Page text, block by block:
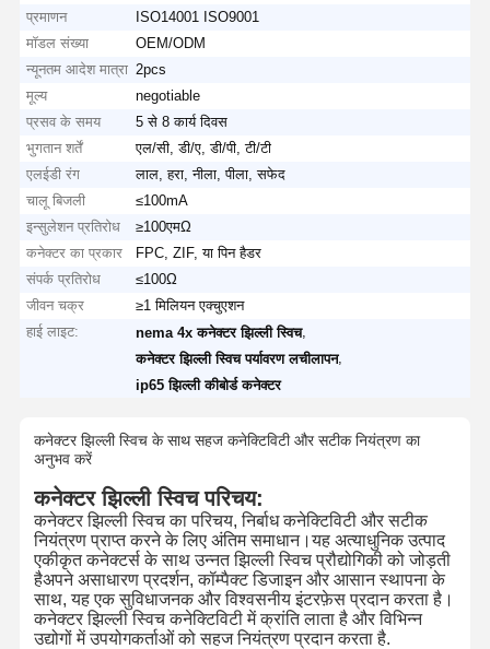
प्रमाणन
ISO14001 ISO9001
मॉडल संख्या
OEM/ODM
न्यूनतम आदेश मात्रा 2pcs
मूल्य
negotiable
प्रसव के समय
5 से 8 कार्य दिवस
भुगतान शर्तें
एल/सी, डी/ए, डी/पी, टी/टी
एलईडी रंग
लाल, हरा, नीला, पीला, सफेद
चालू बिजली
≤100mA
इन्सुलेशन प्रतिरोध
≥100एमΩ
कनेक्टर का प्रकार
FPC, ZIF, या पिन हैडर
संपर्क प्रतिरोध
≤100Ω
जीवन चक्र
≥1 मिलियन एक्चुएशन
हाई लाइट:
nema 4x कनेक्टर झिल्ली स्विच,
कनेक्टर झिल्ली स्विच पर्यावरण लचीलापन,
ip65 झिल्ली कीबोर्ड कनेक्टर
कनेक्टर झिल्ली स्विच के साथ सहज कनेक्टिविटी और सटीक नियंत्रण का
अनुभव करें
कनेक्टर झिल्ली स्विच परिचय:
कनेक्टर झिल्ली स्विच का परिचय, निर्बाध कनेक्टिविटी और सटीक
नियंत्रण प्राप्त करने के लिए अंतिम समाधान।यह अत्याधुनिक उत्पाद
एकीकृत कनेक्टर्स के साथ उन्नत झिल्ली स्विच प्रौद्योगिकी को जोड़ती
हैअपने असाधारण प्रदर्शन, कॉम्पैक्ट डिजाइन और आसान स्थापना के
साथ, यह एक सुविधाजनक और विश्वसनीय इंटरफ़ेस प्रदान करता है।
कनेक्टर झिल्ली स्विच कनेक्टिविटी में क्रांति लाता है और विभिन्न
उद्योगों में उपयोगकर्ताओं को सहज नियंत्रण प्रदान करता है.